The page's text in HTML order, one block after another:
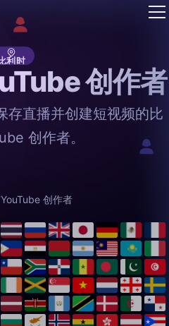
利时
创作者
存直播并创建短视频的比
创作者。
创作者